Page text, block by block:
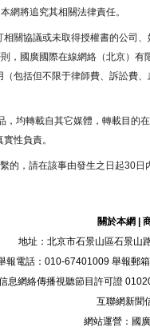
網將追究其相關法律責任。
關協議或未取得授權書的公司
，國廣國際在線網絡（北京）
包括但不限于律師費、訴訟費
，均轉載自其它媒體，轉載目的
性負責。
的，請在該事由發生之日起30日
關於本網
地址：北京市石景山區石景山
報電話：010-67401009 舉報郵
息網絡傳播視聽節目許可證
互聯網新聞
網站運營：國